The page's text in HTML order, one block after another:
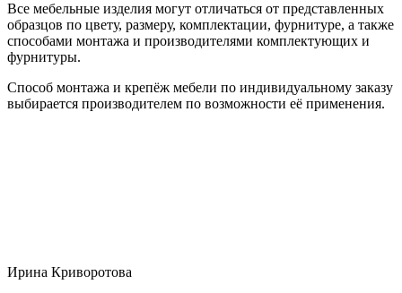
Все мебельные изделия могут отличаться от представленных
образцов по цвету, размеру, комплектации, фурнитуре, а также
способами монтажа и производителями комплектующих и
фурнитуры.
Способ монтажа и крепёж мебели по индивидуальному заказу
выбирается производителем по возможности её применения.
Ирина Криворотова